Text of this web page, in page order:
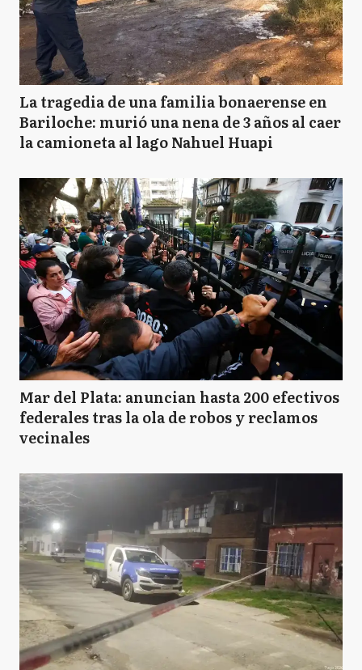
La tragedia de una familia bonaerense en
Bariloche: murió una nena de 3 años al caer
la camioneta al lago Nahuel Huapi
Mar del Plata: anuncian hasta 200 efectivos
federales tras la ola de robos y reclamos
vecinales